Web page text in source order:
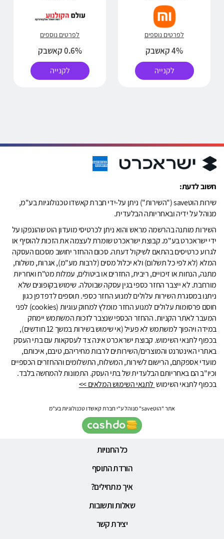
לפרטים נוספים
4% קאשבק
לקנייה
לפרטים נוספים
0.6% קאשבק
לקנייה
חשוב לדעת:
שירות הוטsave ("השירות") ניתן על-ידי חברת קאשדו טכנולוגיות בע"מ,
מנוהל על ידיה ובאחריותה הבלעדית.
השירות מותנה בהרשמה מראש והוא ניתן לכרטיסי מועדון הוט שהונפקו על
ידי ישראכרט בע"מ. קבוצת ישראכרט שומרת לעצמה את הזכות להוסיף או
לגרוע כרטיסים בהתאם לשיקול דעתה. סכום ההחזר יחושב מסכום העסקה
המלא (לא לפי כל תשלום) ולא יכלול מסים (לרבות מע"מ), אגרות, משלוח,
מתנה, הנחות או זיכויים, ריבית, החזרים או ביטולים, עמלות מט"ח ואחריות
מורחבת. לא ייצבר החזר כספי בגין עסקה שבוטלה. שימוש בקופונים שלא
ניתנו במסגרת השירות עלולים למנוע החזר כספי. תוספים לדפדפן כגון
חוסם פרסומות עלולים למנוע החזר מומלץ למחוק עוגיות (cookies) לפני
המעבר לאתר הקניות. ההחזר הכספי שנצבר לזכות המשתמש יימחק
במידה ויהפוך למשתמש לא פעיל (אי שימוש בשירות במשך 12 חודשים),
בכפוף לתנאי השימוש. קבוצת ישראכרט אינה צד לעסקאות עם בתי העסק
באתרי האינטרנט והמוצרים/השירותים לרבות מחיריהם, טיבם, איכותם,
מועדי אספקתם, הרישום לשירות, המשלוח, התשלומים וההחזרים הכספיים
וכיו"ב הם באחריותם הבלעדית של בתי העסק. התמונות להמחשה בלבד.
בכפוף לתנאי השימוש לתנאי השימוש המלאים >>
אתר "הוטsave" מנוהל ע"י חברת קאשדו טכנולוגיות בע"מ
כל החנויות
הורדת התוסף
איך מתחילים?
שאלות ותשובות
יצירת קשר